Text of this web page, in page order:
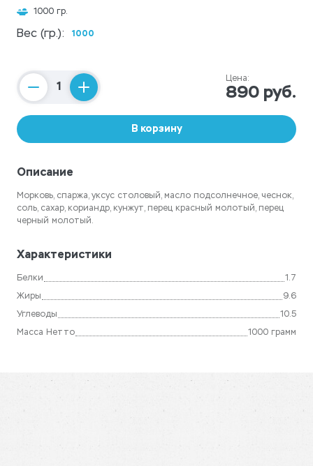
1000 гр.
Вес (гр.): 1000
Counter
Цена:
890 руб.
В корзину
Описание
Морковь, спаржа, уксус столовый, масло подсолнечное, чеснок,
соль, сахар, кориандр, кунжут, перец красный молотый, перец
черный молотый.
Характеристики
Белки 1.7
Жиры 9.6
Углеводы 10.5
Масса Нетто 1000 грамм